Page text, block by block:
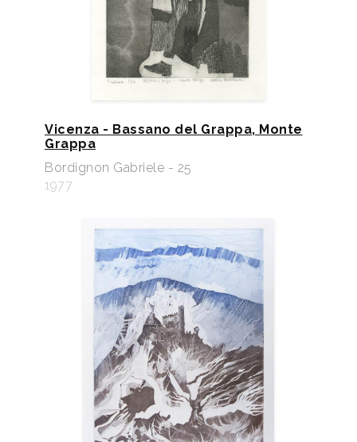
Vicenza - Bassano del Grappa, Monte
Grappa
Bordignon Gabriele - 25
1977